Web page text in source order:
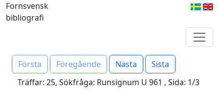
Fornsvensk
bibliografi
Första Föregående Nästa
Sista
Träffar: 25, Sökfråga: Runsignum U 961 , Sida: 1/3